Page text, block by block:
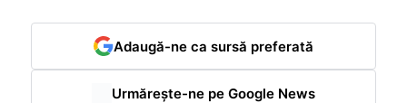
Adaugă-ne ca sursă preferată
Urmărește-ne pe Google News